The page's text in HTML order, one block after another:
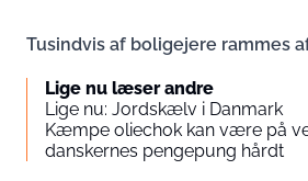
Tusindvis af boligejere rammes
Lige nu læser andre
Lige nu: Jordskælv i Danmark
Kæmpe oliechok kan være på
danskernes pengepung hårdt